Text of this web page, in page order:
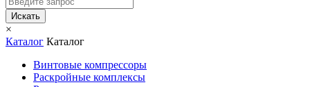
Искать
×
Каталог Каталог
Винтовые компрессоры
Раскройные комплексы